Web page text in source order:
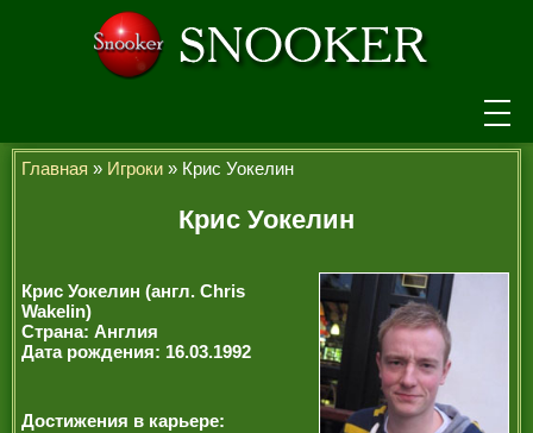
НОВОСТИ
ТУРНИРЫ
СЕНЧУРИ БРЕЙКИ
МАКСИМАЛЬНЫЕ БРЕЙКИ
Главная » Игроки » Крис Уокелин
Крис Уокелин
Крис Уокелин (англ. Chris
Wakelin)
Страна: Англия
Дата рождения: 16.03.1992
Достижения в карьере: